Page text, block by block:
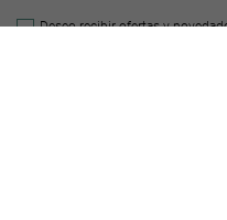
Deseo recibir ofertas y